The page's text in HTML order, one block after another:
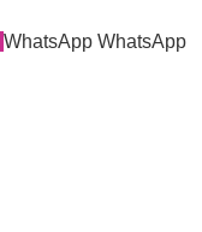
WhatsApp WhatsApp